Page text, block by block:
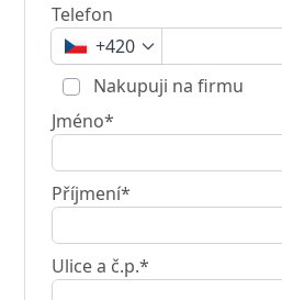
Telefon
+420
Nakupuji na firmu
Jméno*
Příjmení*
Ulice a č.p.*